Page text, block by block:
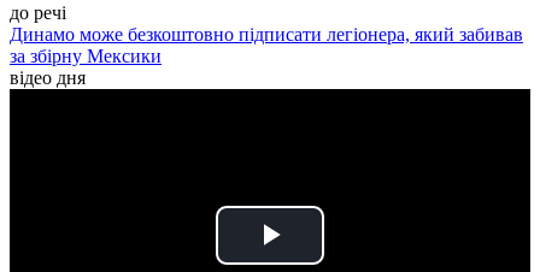
до речі
Динамо може безкоштовно підписати легіонера, який забивав
за збірну Мексики
відео дня
Play